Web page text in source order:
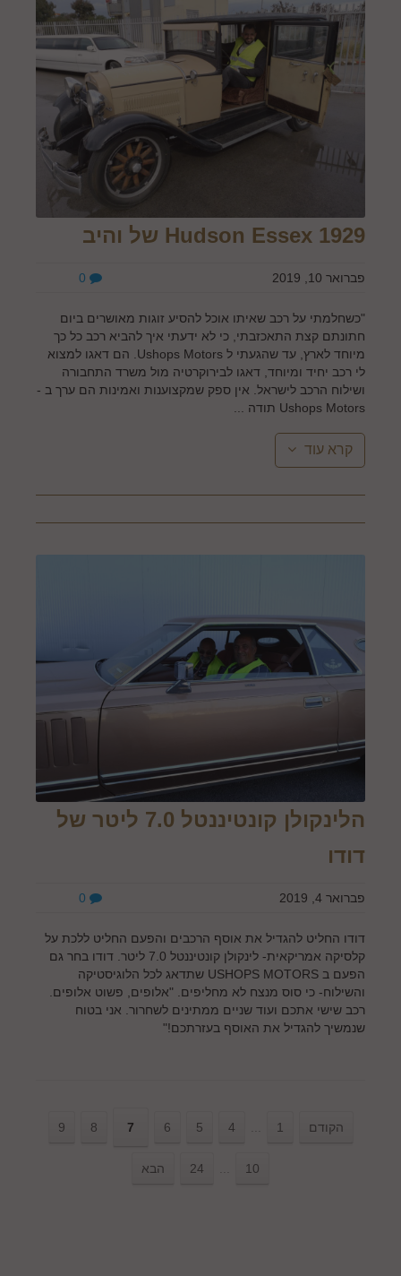
Hudson Essex 1929 של והיב
פברואר 10, 2019
"כשחלמתי על רכב שאיתו אוכל להסיע זוגות מאושרים ביום
חתונתם קצת התאכזבתי, כי לא ידעתי איך להביא רכב כל כך
מיוחד לארץ, עד שהגעתי ל Ushops Motors. הם דאגו למצוא
לי רכב יחיד ומיוחד, דאגו לבירוקרטיה מול משרד התחבורה
ושילוח הרכב לישראל. אין ספק שמקצוענות ואמינות הם ערך ב -
Ushops Motors תודה ...
קרא עוד
הלינקולן קונטיננטל 7.0 ליטר של
דודו
פברואר 4, 2019
דודו החליט להגדיל את אוסף הרכבים והפעם החליט ללכת על
קלסיקה אמריקאית- לינקולן קונטיננטל 7.0 ליטר. דודו בחר גם
הפעם ב USHOPS MOTORS שתדאג לכל הלוגיסטיקה
והשילוח- כי סוס מנצח לא מחליפים. "אלופים, פשוט אלופים.
רכב שישי אתכם ועוד שניים ממתינים לשחרור. אני בטוח
שנמשיך להגדיל את האוסף בעזרתכם!"
הקודם 1
4
5
6
7
8
9
10
24 הבא